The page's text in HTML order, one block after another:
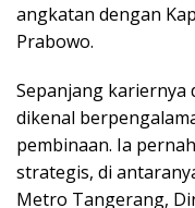
angkatan dengan
Prabowo.
Sepanjang kariernya
dikenal
pembinaan. Ia
strategis, di
Metro Tangerang,